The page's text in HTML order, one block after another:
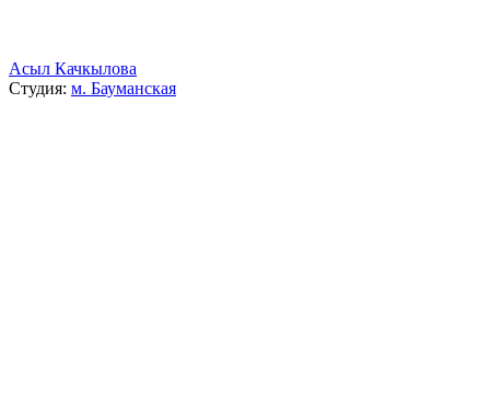
Асыл Качкылова
Студия: м. Бауманская